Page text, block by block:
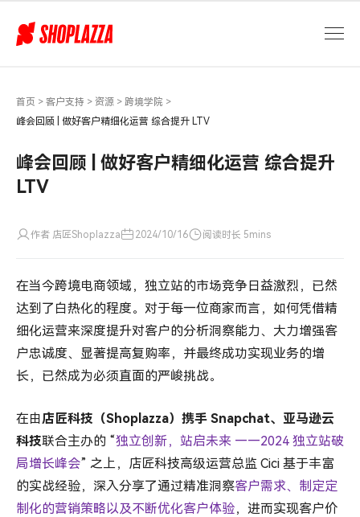
LTV
首页 > 客户支持 > 资源 > 跨境学院 >
峰会回顾 | 做好客户精细化运营 综合提升 LTV
峰会回顾 | 做好客户精细化运营 综合提升
LTV
作者 店匠Shoplazza 2024/10/16 阅读时长 5mins
在当今跨境电商领域，独立站的市场竞争日益激烈，已然
达到了白热化的程度。对于每一位商家而言，如何凭借精
细化运营来深度提升对客户的分析洞察能力、大力增强客
户忠诚度、显著提高复购率，并最终成功实现业务的增
长，已然成为必须直面的严峻挑战。
在由店匠科技（Shoplazza）携手 Snapchat、亚马逊云
科技联合主办的 “独立创新，站启未来 ——2024 独立站破
局增长峰会” 之上，店匠科技高级运营总监 Cici 基于丰富
的实战经验，深入分享了通过精准洞察客户需求、制定定
制化的营销策略以及不断优化客户体验，进而实现客户价